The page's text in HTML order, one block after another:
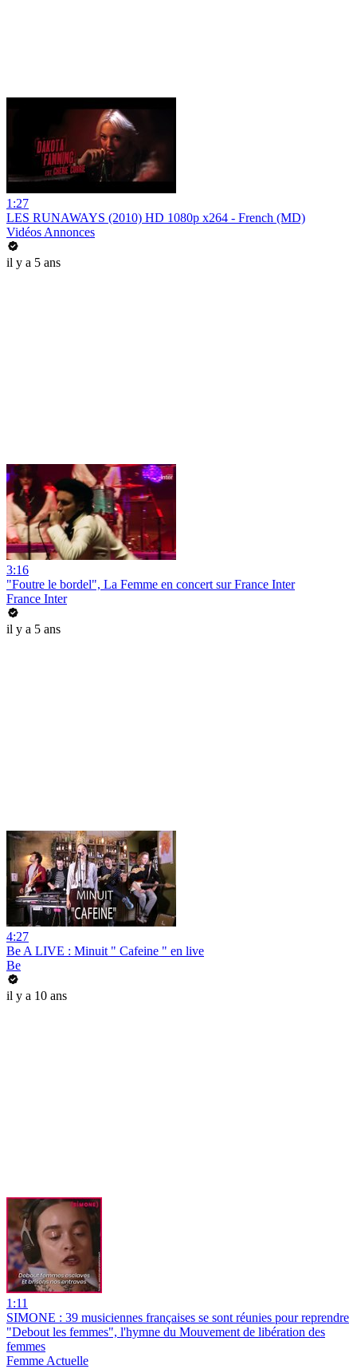
1:27
LES RUNAWAYS (2010) HD 1080p x264 - French (MD)
Vidéos Annonces
il y a 5 ans
3:16
"Foutre le bordel", La Femme en concert sur France Inter
France Inter
il y a 5 ans
4:27
Be A LIVE : Minuit " Cafeine " en live
Be
il y a 10 ans
1:11
SIMONE : 39 musiciennes françaises se sont réunies pour reprendre
"Debout les femmes", l'hymne du Mouvement de libération des
femmes
Femme Actuelle